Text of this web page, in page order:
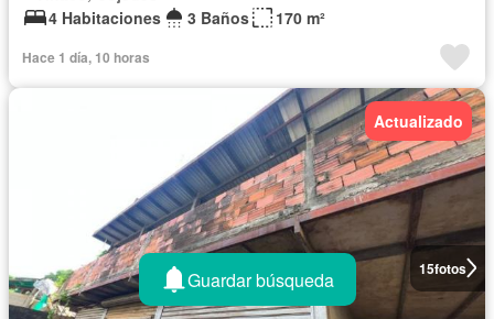
4 Habitaciones
3 Baños 170 m²
Hace 1 día, 10 horas
15fotos
Actualizado
Guardar búsqueda